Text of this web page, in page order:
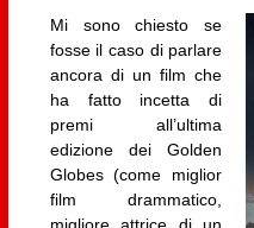
Mi sono chiesto se
fosse il caso di parlare
ancora di un film che
ha fatto incetta di
premi all’ultima
edizione dei Golden
Globes (come miglior
film drammatico,